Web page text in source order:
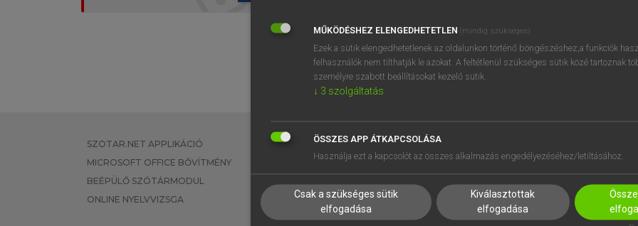
SZOTAR.NET APPLIKÁCIÓ
MICROSOFT OFFICE BŐVÍTMÉNY
BEÉPÜLŐ SZÓTÁRMODUL
ONLINE NYELVVIZSGA
EGYÉNI FELHASZNÁLÓKNAK
TANULÓKNAK
VÁLLALATI MEGOLDÁSOK
SÚGÓ
RÓLUNK
SÜTI BEÁLLÍTÁSOK
MŰKÖDÉSHEZ ELENGEDHETETLEN (mindig szükséges)
Ezek a sütik elengedhetetlenek az oldalunkon történő böngészéshez,a funkciók
felhasználók nem tilthatják le azokat. A feltétlenül szükséges sütik közé tartoznak
személyre szabott beállításokat kezelő sütik.
↓ 3 szolgáltatás
ÖSSZES APP ÁTKAPCSOLÁSA
Használja ezt a kapcsolót az összes alkalmazás engedélyezéséhez/letiltásához.
Csak a szükséges sütik
elfogadása
Kiválasztottak
elfogadása